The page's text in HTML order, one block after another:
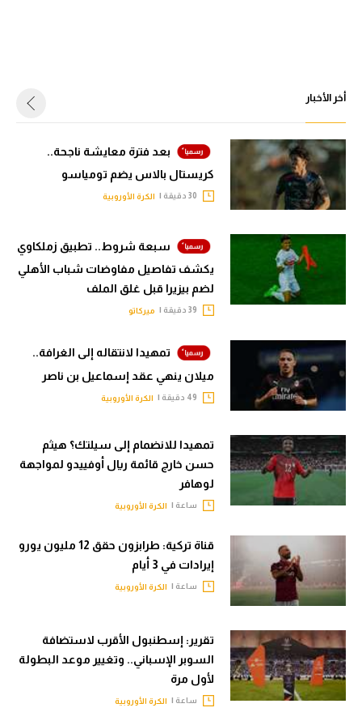
أخر الأخبار
بعد فترة معايشة ناجحة..
كريستال بالاس يضم تومياسو
الكرة الأوروبية
سبعة شروط.. تطبيق زملكاوي
يكشف تفاصيل مفاوضات شباب الأهلي
لضم بيزيرا قبل غلق الملف
ميركاتو
تمهيدا لانتقاله إلى الغرافة..
ميلان ينهي عقد إسماعيل بن ناصر
الكرة الأوروبية
تمهيدا للانضمام إلى سيلتك؟ هيثم
حسن خارج قائمة ريال أوفييدو لمواجهة
لوهافر
ساعة | الكرة الأوروبية
قناة تركية: طرابزون حقق 12 مليون يورو
إيرادات في 3 أيام
ساعة | الكرة الأوروبية
تقرير: إسطنبول الأقرب لاستضافة
السوبر الإسباني.. وتغيير موعد البطولة
لأول مرة
ساعة | الكرة الأوروبية